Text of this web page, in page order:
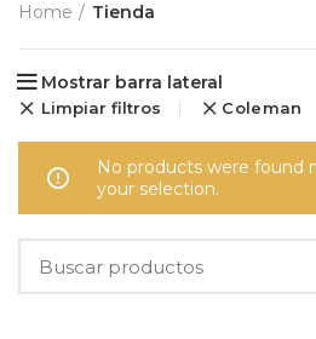
Home Tienda
Mostrar barra lateral
Limpiar filtros Coleman
No products were found
your selection.